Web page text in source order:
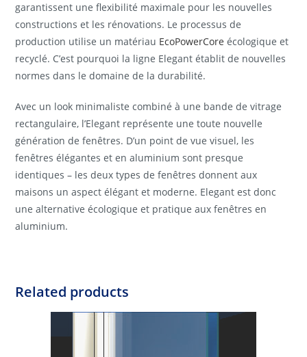
garantissent une flexibilité maximale pour les nouvelles
constructions et les rénovations. Le processus de
production utilise un matériau EcoPowerCore écologique et
recyclé. C’est pourquoi la ligne Elegant établit de nouvelles
normes dans le domaine de la durabilité.
Avec un look minimaliste combiné à une bande de vitrage
rectangulaire, l’Elegant représente une toute nouvelle
génération de fenêtres. D’un point de vue visuel, les
fenêtres élégantes et en aluminium sont presque
identiques – les deux types de fenêtres donnent aux
maisons un aspect élégant et moderne. Elegant est donc
une alternative écologique et pratique aux fenêtres en
aluminium.
Related products